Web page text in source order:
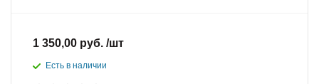
1 350,00 руб. /шт
Есть в наличии